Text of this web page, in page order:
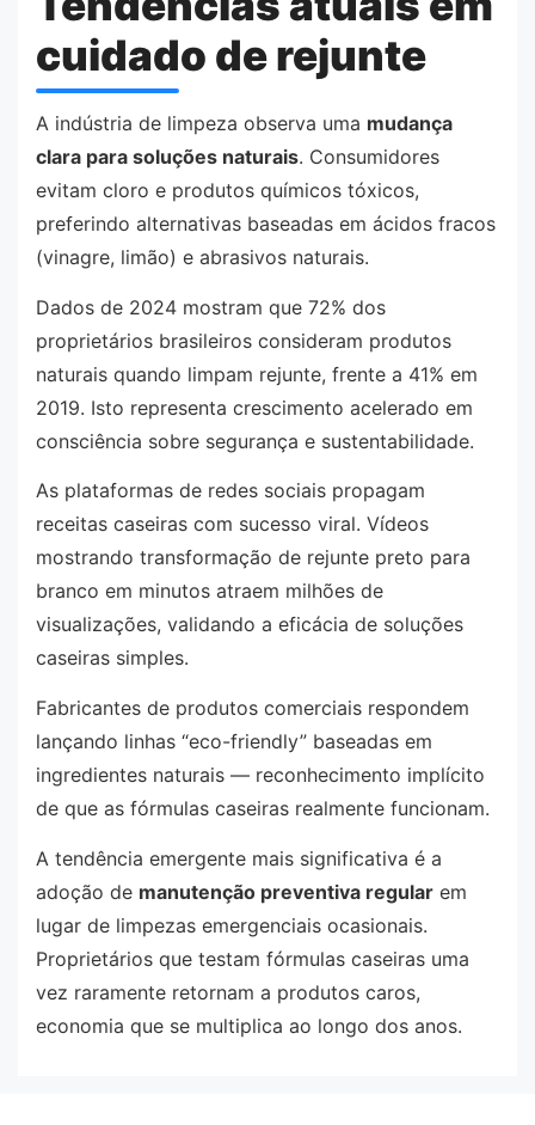
cuidado de rejunte
A indústria de limpeza observa uma mudança
clara para soluções naturais. Consumidores
evitam cloro e produtos químicos tóxicos,
preferindo alternativas baseadas em ácidos fracos
(vinagre, limão) e abrasivos naturais.
Dados de 2024 mostram que 72% dos
proprietários brasileiros consideram produtos
naturais quando limpam rejunte, frente a 41% em
2019. Isto representa crescimento acelerado em
consciência sobre segurança e sustentabilidade.
As plataformas de redes sociais propagam
receitas caseiras com sucesso viral. Vídeos
mostrando transformação de rejunte preto para
branco em minutos atraem milhões de
visualizações, validando a eficácia de soluções
caseiras simples.
Fabricantes de produtos comerciais respondem
lançando linhas “eco-friendly” baseadas em
ingredientes naturais — reconhecimento implícito
de que as fórmulas caseiras realmente funcionam.
A tendência emergente mais significativa é a
adoção de manutenção preventiva regular em
lugar de limpezas emergenciais ocasionais.
Proprietários que testam fórmulas caseiras uma
vez raramente retornam a produtos caros,
economia que se multiplica ao longo dos anos.